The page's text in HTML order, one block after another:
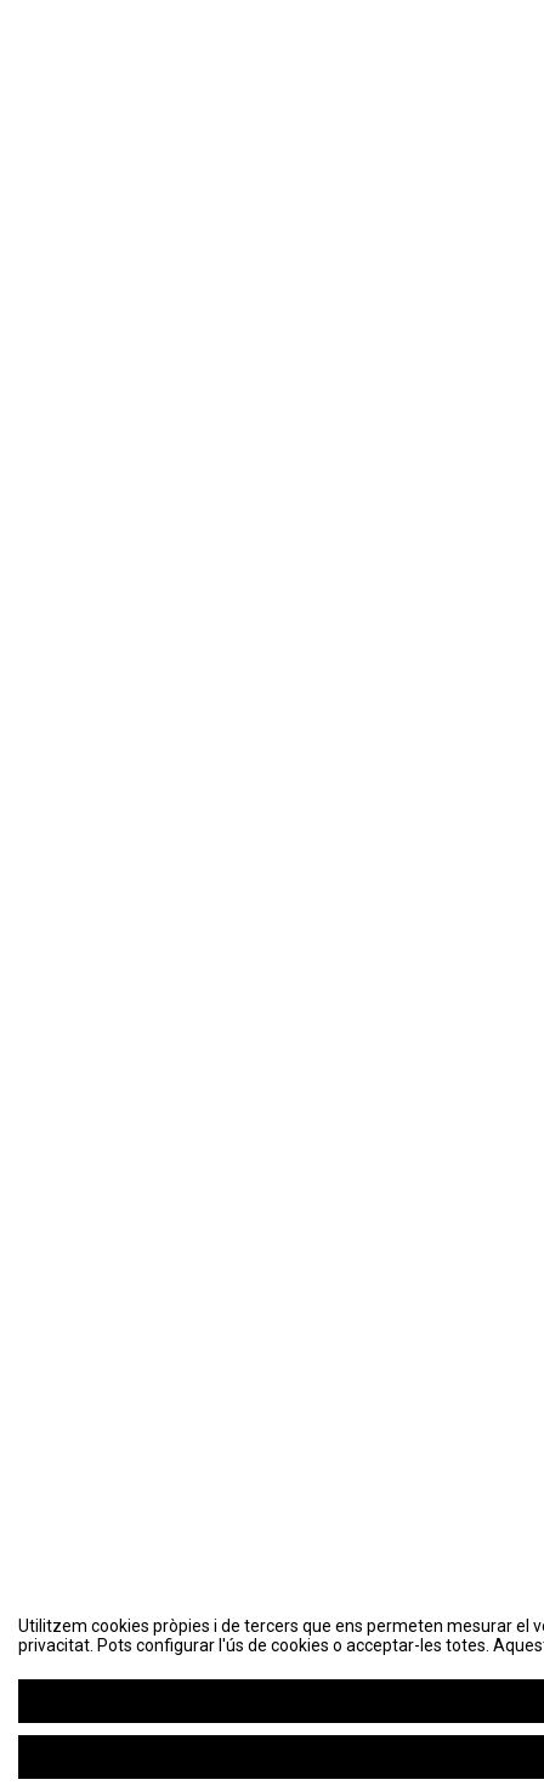
Utilitzem cookies pròpies i de tercers que ens permeten mesurar el
privacitat. Pots configurar l'ús de cookies o acceptar-les totes.
Utilitzem cookies pròpies i de tercers que ens permeten mesurar el
privacitat. Pots configurar l'ús de cookies o acceptar-les totes.